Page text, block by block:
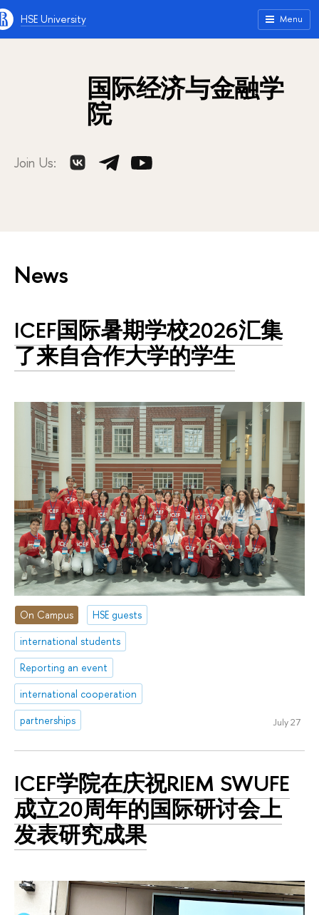
HSE University Menu
国际经济与金融学
院
Join Us:
News
ICEF国际暑期学校2026汇集
了来自合作大学的学生
On Campus
HSE guests
international students
Reporting an event
international cooperation
partnerships
July 27
ICEF学院在庆祝RIEM SWUFE
成立20周年的国际研讨会上
发表研究成果